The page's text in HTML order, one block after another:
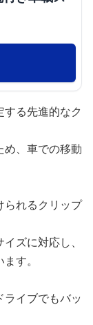
る先進的なク
め、車での移動
られるクリップ
ズに対応し、
す。
イブでもバッ